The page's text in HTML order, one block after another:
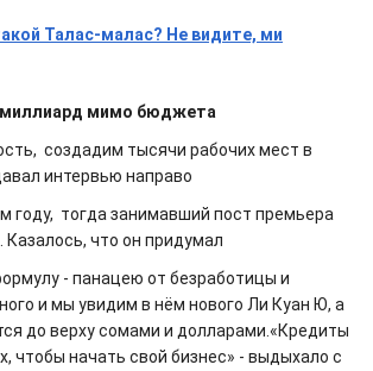
Талас-малас? Не видите, ми
мимо бюджета
создадим тысячи рабочих мест в
интервью направо
году, тогда занимавший пост премьера
что он придумал
- панацею от безработицы и
и мы увидим в нём нового Ли Куан Ю, а
до верху сомами и долларами.«Кредиты
чтобы начать свой бизнес» - выдыхало с